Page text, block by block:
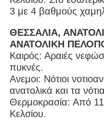
3 με 4 βαθμούς
ΘΕΣΣΑΛΙΑ,
ΑΝΑΤΟΛΙΚΗ
Καιρός: Αραιές
πυκνές.
Ανεμοι: Νότιοι
ανατολικά και τα
Θερμοκρασία: Από
Κελσίου.